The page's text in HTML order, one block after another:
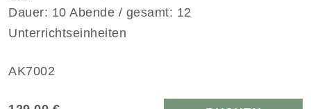
Dauer: 10 Abende / gesamt: 12
Unterrichtseinheiten
AK7002